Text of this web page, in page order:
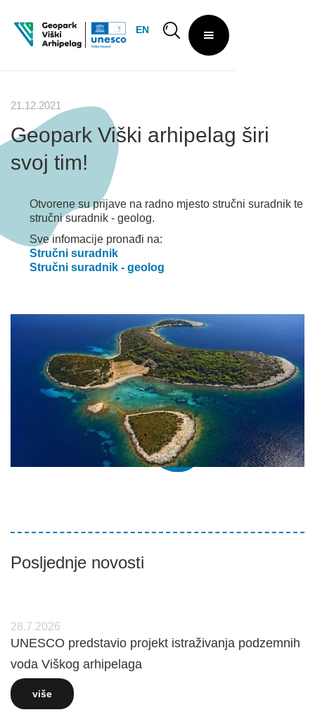
EN
21.12.2021
Geopark Viški arhipelag širi
svoj tim!
Otvorene su prijave na radno mjesto stručni suradnik te
stručni suradnik - geolog.
Sve infomacije pronađi na:
Stručni suradnik
Stručni suradnik - geolog
Posljednje novosti
28.7.2026
UNESCO predstavio projekt istraživanja podzemnih
voda Viškog arhipelaga
više